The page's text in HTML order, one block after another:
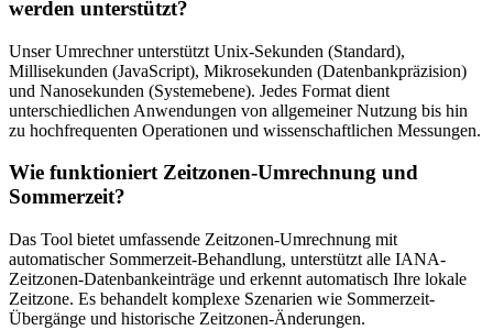
werden unterstützt?
Unser Umrechner unterstützt Unix-Sekunden (Standard),
Millisekunden (JavaScript), Mikrosekunden (Datenbankpräzision)
und Nanosekunden (Systemebene). Jedes Format dient
unterschiedlichen Anwendungen von allgemeiner Nutzung bis hin
zu hochfrequenten Operationen und wissenschaftlichen Messungen.
Wie funktioniert Zeitzonen-Umrechnung und
Sommerzeit?
Das Tool bietet umfassende Zeitzonen-Umrechnung mit
automatischer Sommerzeit-Behandlung, unterstützt alle IANA-
Zeitzonen-Datenbankeinträge und erkennt automatisch Ihre lokale
Zeitzone. Es behandelt komplexe Szenarien wie Sommerzeit-
Übergänge und historische Zeitzonen-Änderungen.